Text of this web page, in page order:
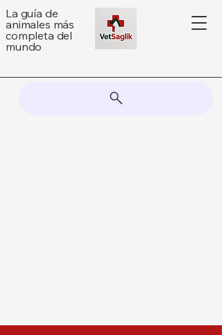
La guía de
animales más
completa del
mundo